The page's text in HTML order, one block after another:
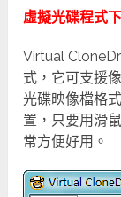
虛擬光碟程式
Virtual
式，它可支援
光碟映像檔格
置，只要用滑
常方便好用。